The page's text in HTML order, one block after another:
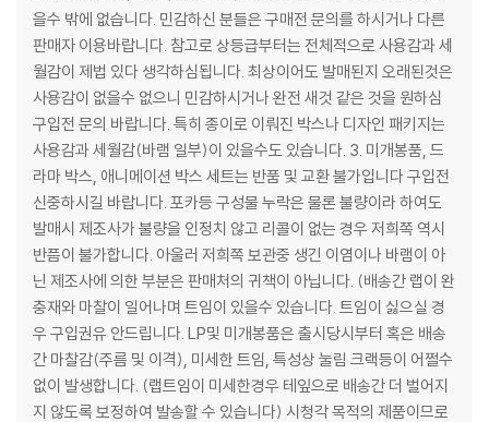
을수 밖에 없습니다. 민감하신 분들은 구매전 문의를 하시거나 다른
판매자 이용바랍니다. 참고로 상등급부터는 전체적으로 사용감과 세
월감이 제법 있다 생각하심됩니다. 최상이어도 발매된지 오래된것은
사용감이 없을수 없으니 민감하시거나 완전 새것 같은 것을 원하심
구입전 문의 바랍니다. 특히 종이로 이뤄진 박스나 디자인 패키지는
사용감과 세월감(바램 일부)이 있을수도 있습니다. 3. 미개봉품, 드
라마 박스, 애니메이션 박스 세트는 반품 및 교환 불가입니다 구입전
신중하시길 바랍니다. 포카등 구성물 누락은 물론 불량이라 하여도
발매시 제조사가 불량을 인정치 않고 리콜이 없는 경우 저희쪽 역시
반픔이 불가합니다. 아울러 저희쪽 보관중 생긴 이염이나 바램이 아
닌 제조사에 의한 부분은 판매처의 귀책이 아닙니다. (배송간 랩이 완
충재와 마찰이 일어나며 트임이 있을수 있습니다. 트임이 싫으실 경
우 구입권유 안드립니다. LP및 미개봉품은 출시당시부터 혹은 배송
간 마찰감(주름 및 이격), 미세한 트임, 특성상 눌림 크랙등이 어쩔수
없이 발생합니다. (랩트임이 미세한경우 테잎으로 배송간 더 벌어지
지 않도록 보정하여 발송할 수 있습니다) 시청각 목적의 제품이므로